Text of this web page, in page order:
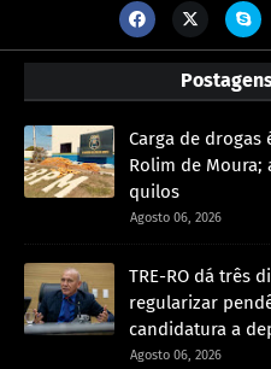
Carga de drogas
Rolim de Moura;
quilos
Agosto 06, 2026
TRE-RO dá três
regularizar
candidatura a
Agosto 06, 2026